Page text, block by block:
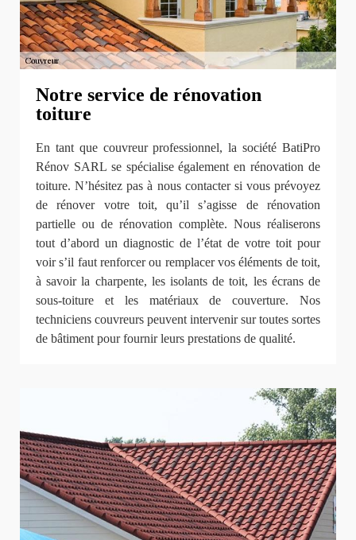
Notre service de rénovation
toiture
En tant que couvreur professionnel, la société BatiPro
Rénov SARL se spécialise également en rénovation de
toiture. N’hésitez pas à nous contacter si vous prévoyez
de rénover votre toit, qu’il s’agisse de rénovation
partielle ou de rénovation complète. Nous réaliserons
tout d’abord un diagnostic de l’état de votre toit pour
voir s’il faut renforcer ou remplacer vos éléments de toit,
à savoir la charpente, les isolants de toit, les écrans de
sous-toiture et les matériaux de couverture. Nos
techniciens couvreurs peuvent intervenir sur toutes sortes
de bâtiment pour fournir leurs prestations de qualité.